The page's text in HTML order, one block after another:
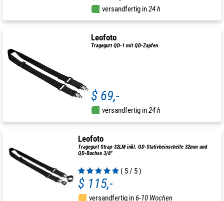
versandfertig in24 h
Leofoto
Tragegurt QD-1 mit QD-Zapfen
$ 69,-
versandfertig in24 h
Leofoto
Tragegurt Strap-32LM inkl. QD-Stativbeinschelle 32mm und
QD-Buchse 3/8"
( 5 / 5 )
$ 115,-
versandfertig in6-10 Wochen